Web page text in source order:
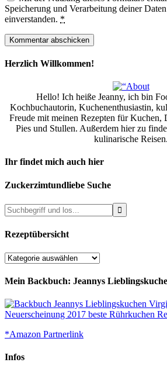
Speicherung und Verarbeitung deiner
einverstanden. *
Herzlich Willkommen!
Hello! Ich heiße Jeanny, ich bin
Kochbuchautorin, Kuchenenthusiastin,
Freude mit meinen Rezepten für Kuchen,
Pies und Stullen. Außerdem hier zu
kulinarische Reisen.
Ihr findet mich auch hier
Zuckerzimtundliebe Suche
Rezeptübersicht
Rezeptübersicht
Mein Backbuch: Jeannys
*Amazon Partnerlink
Infos